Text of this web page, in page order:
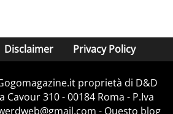
Disclaimer Privacy Policy
proprietà di D&D
Cavour 310 - 00184 Roma - P.Iva
- Questo blog